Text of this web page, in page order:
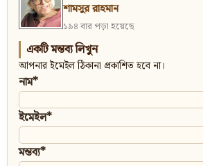
শামসুর রাহমান
১৯৪ বার পড়া হয়েছে
একটি মন্তব্য লিখুন
আপনার ইমেইল ঠিকানা প্রকাশিত হবে না।
নাম*
ইমেইল*
মন্তব্য*